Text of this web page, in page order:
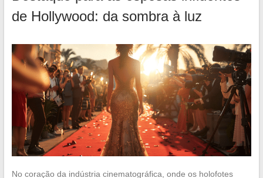
de Hollywood: da sombra à luz
No coração da indústria cinematográfica, onde os holofotes